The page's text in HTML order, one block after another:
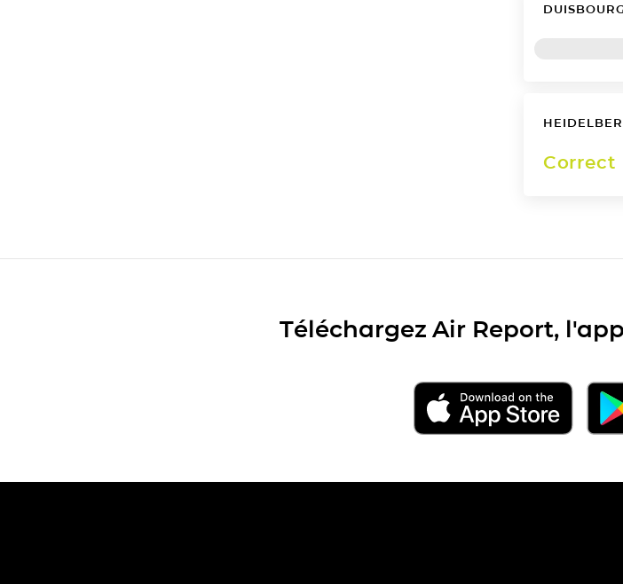
DUISBOURG
Correct
Téléchargez Air Report,